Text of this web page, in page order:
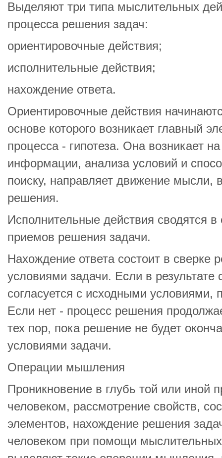
Выделяют три типа мыслительных
процесса решения задач:
ориентировочные действия;
исполнительные действия;
нахождение ответа.
Ориентировочные действия
основе которого возникает главный
процесса - гипотеза. Она возникает
информации, анализа условий и
поиску, направляет движение мысли,
решения.
Исполнительные действия сводятся
приемов решения задачи.
Нахождение ответа состоит в сверке
условиями задачи. Если в результате
согласуется с исходными условиями,
Если нет - процесс решения
тех пор, пока решение не будет
условиями задачи.
Операции мышления
Проникновение в глубь той или иной
человеком, рассмотрение свойств,
элементов, нахождение решения
человеком при помощи